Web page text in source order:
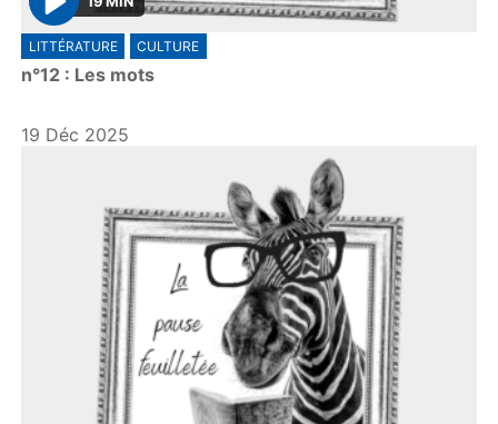
P
l
a
LITTÉRATURE CULTURE
n°12 : Les mots
19 Déc 2025